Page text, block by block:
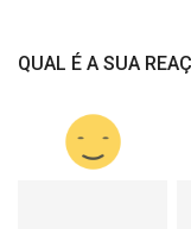
QUAL É A SUA